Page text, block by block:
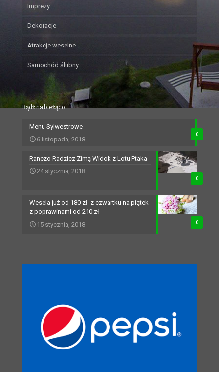
Imprezy
Dekoracje
Atrakcje weselne
Samochód ślubny
Bądź na bieżąco
0
Menu Sylwestrowe
6 listopada, 2018
0
Ranczo Radzicz Zimą Widok z Lotu Ptaka
24 stycznia, 2018
0
Wesela już od 180 zł, z czwartku na piątek
z poprawinami od 210 zł
15 stycznia, 2018